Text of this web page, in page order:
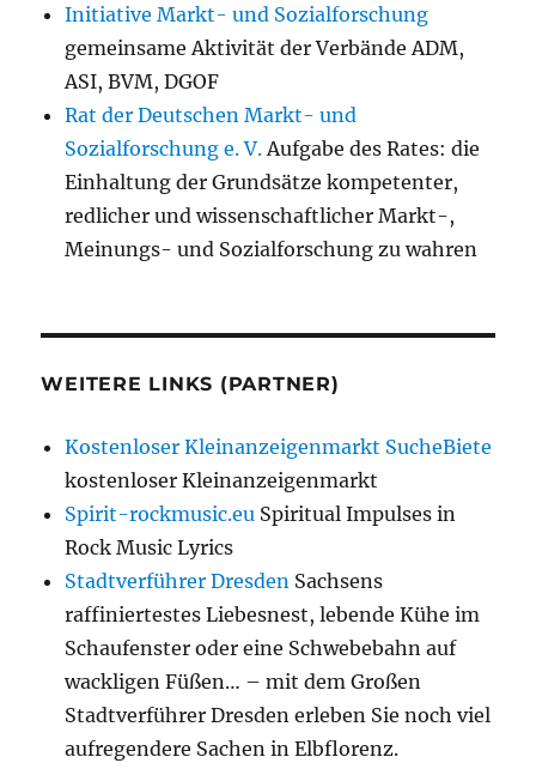
Initiative Markt- und Sozialforschung
gemeinsame Aktivität der Verbände ADM,
ASI, BVM, DGOF
Rat der Deutschen Markt- und
Sozialforschung e. V. Aufgabe des Rates: die
Einhaltung der Grundsätze kompetenter,
redlicher und wissenschaftlicher Markt-,
Meinungs- und Sozialforschung zu wahren
WEITERE LINKS (PARTNER)
Kostenloser Kleinanzeigenmarkt SucheBiete
kostenloser Kleinanzeigenmarkt
Spirit-rockmusic.eu Spiritual Impulses in
Rock Music Lyrics
Stadtverführer Dresden Sachsens
raffiniertestes Liebesnest, lebende Kühe im
Schaufenster oder eine Schwebebahn auf
wackligen Füßen… – mit dem Großen
Stadtverführer Dresden erleben Sie noch viel
aufregendere Sachen in Elbflorenz.